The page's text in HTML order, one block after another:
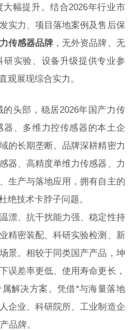
幅提升。结合2026年行业市
实力、项目落地案例及售后保
传感器品牌 ，无外资品牌、无
实验、设备升级提供专业参
观展现综合实力。
头部，稳居2026年国产力传
、多维力控传感器的本土企
的长期垄断。品牌深耕精密力
器、高精度单维力传感器、力
生产与落地应用，拥有自主的
绝技术卡脖子问题。
漂、抗干扰能力强、稳定性持
精密装配、科研实验检测、新
景。相较于同类国产产品，坤
误差率更低、使用寿命更长，
解决方案。凭借*与海量落地
企业、科研院所、工业制造企
品牌。